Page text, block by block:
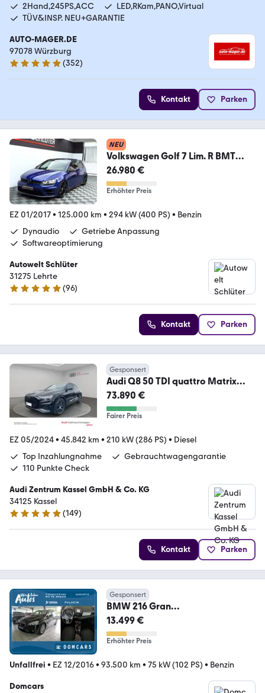
2Hand,245PS,ACC
LED,RKam,PANO,Virtual
TÜV&INSP. NEU+GARANTIE
AUTO-MAGER.DE
97078 Würzburg
5 Sterne
(352)
Kontakt Parken
NEU
Volkswagen Golf 7 Lim. R BMT
4Motion*APR*Zaero*Maxton*
26.980 €
Erhöhter Preis
EZ 01/2017• 125.000 km • 294 kW (400 PS) • Benzin
Dynaudio
Getriebe Anpassung
Softwareoptimierung
Autowelt Schlüter
31275 Lehrte
4.9 Sterne
(96)
Kontakt Parken
Gesponsert
Audi Q8 50 TDI quattro Matrix
B&O Pano HuD AHK 360°
73.890 €
Fairer Preis
EZ 05/2024• 45.842 km • 210 kW (286 PS) • Diesel
Top Inzahlungnahme
Gebrauchtwagengarantie
110 Punkte Check
Audi Zentrum Kassel GmbH & Co. KG
34125 Kassel
4.8 Sterne
(149)
Kontakt Parken
Gesponsert
BMW 216 Gran
Tourer/NAVI/GARANTIE/ALU/EUR
O 6/KLIMA//
13.499 €
Erhöhter Preis
Unfallfrei • EZ 12/2016• 93.500 km • 75 kW (102 PS) • Benzin
Domcars